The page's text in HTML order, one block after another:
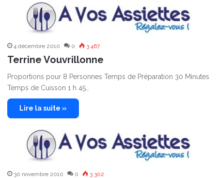
4 décembre 2010 0 3 467
Terrine Vouvrillonne
Proportions pour 8 Personnes Temps de Préparation 30 Minutes
Temps de Cuisson 1 h 45…
Lire la suite »
30 novembre 2010 0 3 302